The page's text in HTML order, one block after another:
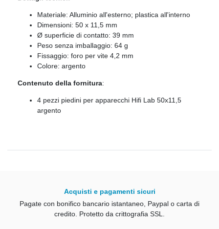
Materiale: Alluminio all'esterno; plastica all'interno
Dimensioni: 50 x 11,5 mm
Ø superficie di contatto: 39 mm
Peso senza imballaggio: 64 g
Fissaggio: foro per vite 4,2 mm
Colore: argento
Contenuto della fornitura:
4 pezzi piedini per apparecchi Hifi Lab 50x11,5
argento
Acquisti e pagamenti sicuri
Pagate con bonifico bancario istantaneo, Paypal o carta di
credito. Protetto da crittografia SSL.